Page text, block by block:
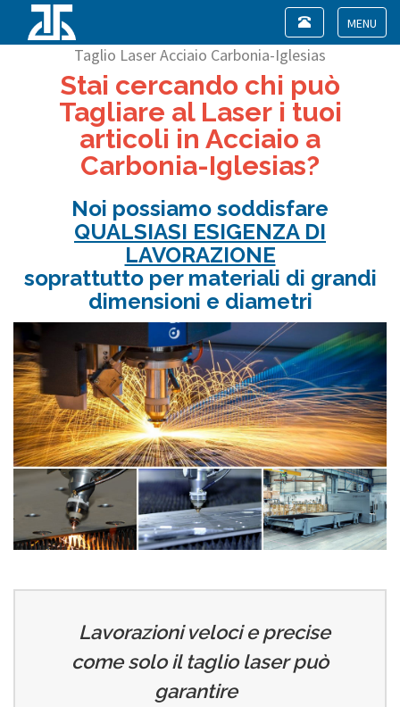
Toggle
Toggle
navigation
Taglio Laser Acciaio Carbonia-Iglesias
Stai cercando chi può
Tagliare al Laser i tuoi
articoli in Acciaio a
Carbonia-Iglesias?
Noi possiamo soddisfare
QUALSIASI ESIGENZA DI
LAVORAZIONE
soprattutto per materiali di grandi
dimensioni e diametri
Lavorazioni veloci e precise
come solo il taglio laser può
garantire